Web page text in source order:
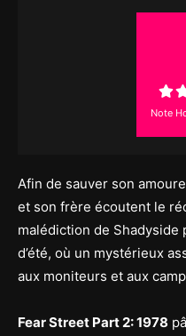
Note
Afin de sauver son
et son frère écoutent le
malédiction de Shadyside
d’été, où un mystérieux
aux moniteurs et aux
Fear Street Part 2: 1978